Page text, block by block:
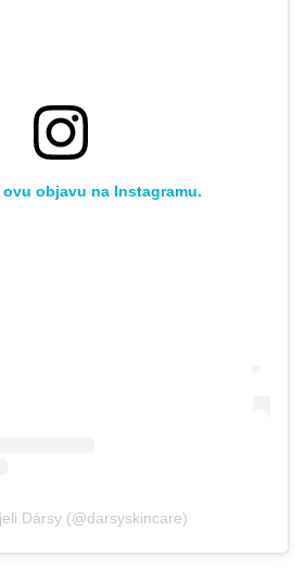
objavu na Instagramu.
Dársy (@darsyskincare)